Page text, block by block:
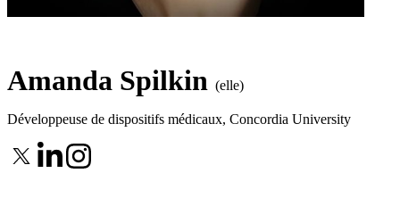
Amanda Spilkin (elle)
Développeuse de dispositifs médicaux, Concordia University